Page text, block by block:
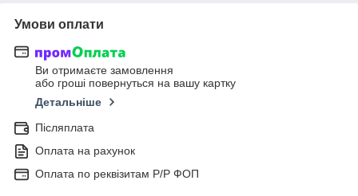
Умови оплати
Ви отримаєте замовлення
або гроші повернуться на вашу картку
Детальніше
Післяплата
Оплата на рахунок
Оплата по реквізитам Р/Р ФОП